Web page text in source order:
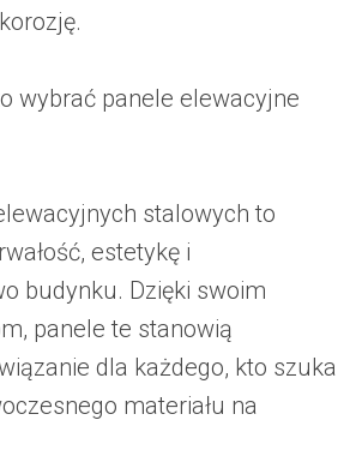
wybrać panele elewacyjne
stalowych to
estetykę i
budynku. Dzięki swoim
panele te stanowią
dla każdego, kto szuka
materiału na